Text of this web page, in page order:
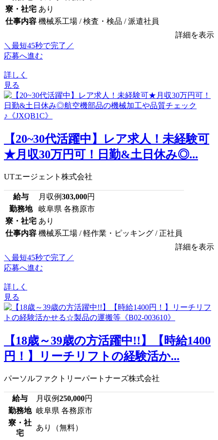
寮・社宅 あり
仕事内容 機械系工場 / 検査・検品 / 派遣社員
詳細を表示
＼最短45秒で完了／
応募へ進む
詳しく
見る
【20~30代活躍中】レア求人！未経験可
★月収30万円可！日勤&土日休み◎...
UTエージェント株式会社
給与 月収例303,000円
勤務地
岐阜県 各務原市
寮・社宅 あり
仕事内容 機械系工場 / 軽作業・ピッキング / 正社員
詳細を表示
＼最短45秒で完了／
応募へ進む
詳しく
見る
【18歳～39歳の方活躍中!!】【時給1400
円！】リーチリフトの経験活か...
パーソルファクトリーパートナーズ株式会社
給与 月収例250,000円
勤務地 岐阜県 各務原市
寮・社
宅
あり（無料）